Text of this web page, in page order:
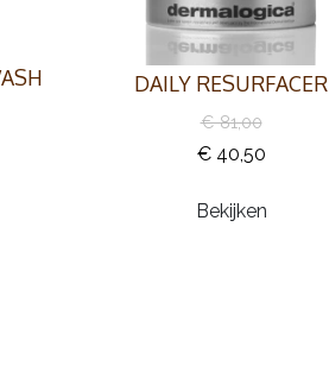
DAILY RESURFACER
€ 81,00
€ 40,50
Bekijken